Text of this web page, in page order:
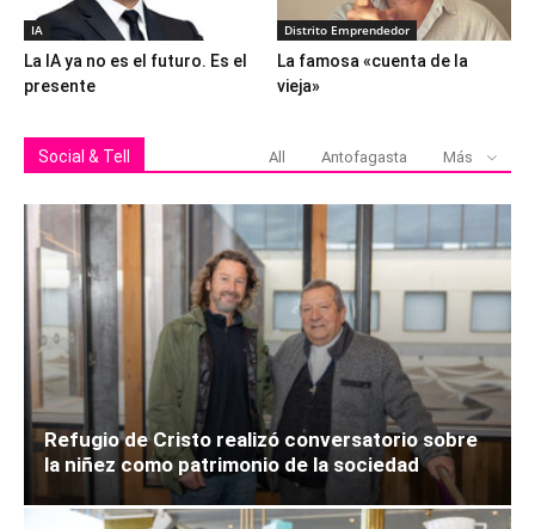
IA
La IA ya no es el futuro. Es el
presente
Distrito Emprendedor
La famosa «cuenta de la
vieja»
Social & Tell All Antofagasta Más
Refugio de Cristo realizó conversatorio sobre
la niñez como patrimonio de la sociedad